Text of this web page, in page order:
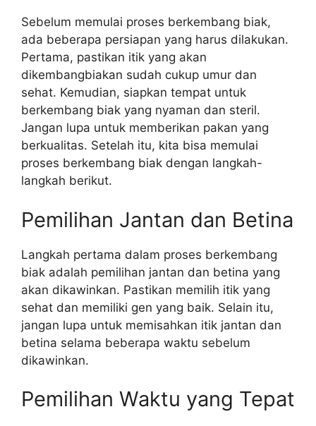
Sebelum memulai proses berkembang biak,
ada beberapa persiapan yang harus dilakukan.
Pertama, pastikan itik yang akan
dikembangbiakan sudah cukup umur dan
sehat. Kemudian, siapkan tempat untuk
berkembang biak yang nyaman dan steril.
Jangan lupa untuk memberikan pakan yang
berkualitas. Setelah itu, kita bisa memulai
proses berkembang biak dengan langkah-
langkah berikut.
Pemilihan Jantan dan Betina
Langkah pertama dalam proses berkembang
biak adalah pemilihan jantan dan betina yang
akan dikawinkan. Pastikan memilih itik yang
sehat dan memiliki gen yang baik. Selain itu,
jangan lupa untuk memisahkan itik jantan dan
betina selama beberapa waktu sebelum
dikawinkan.
Pemilihan Waktu yang Tepat